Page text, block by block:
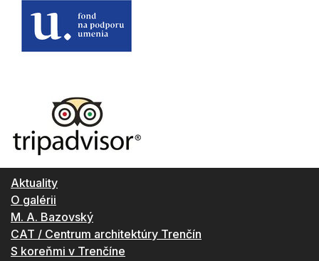
Aktuality
O galérii
M. A. Bazovský
CAT / Centrum architektúry Trenčín
S koreňmi v Trenčíne